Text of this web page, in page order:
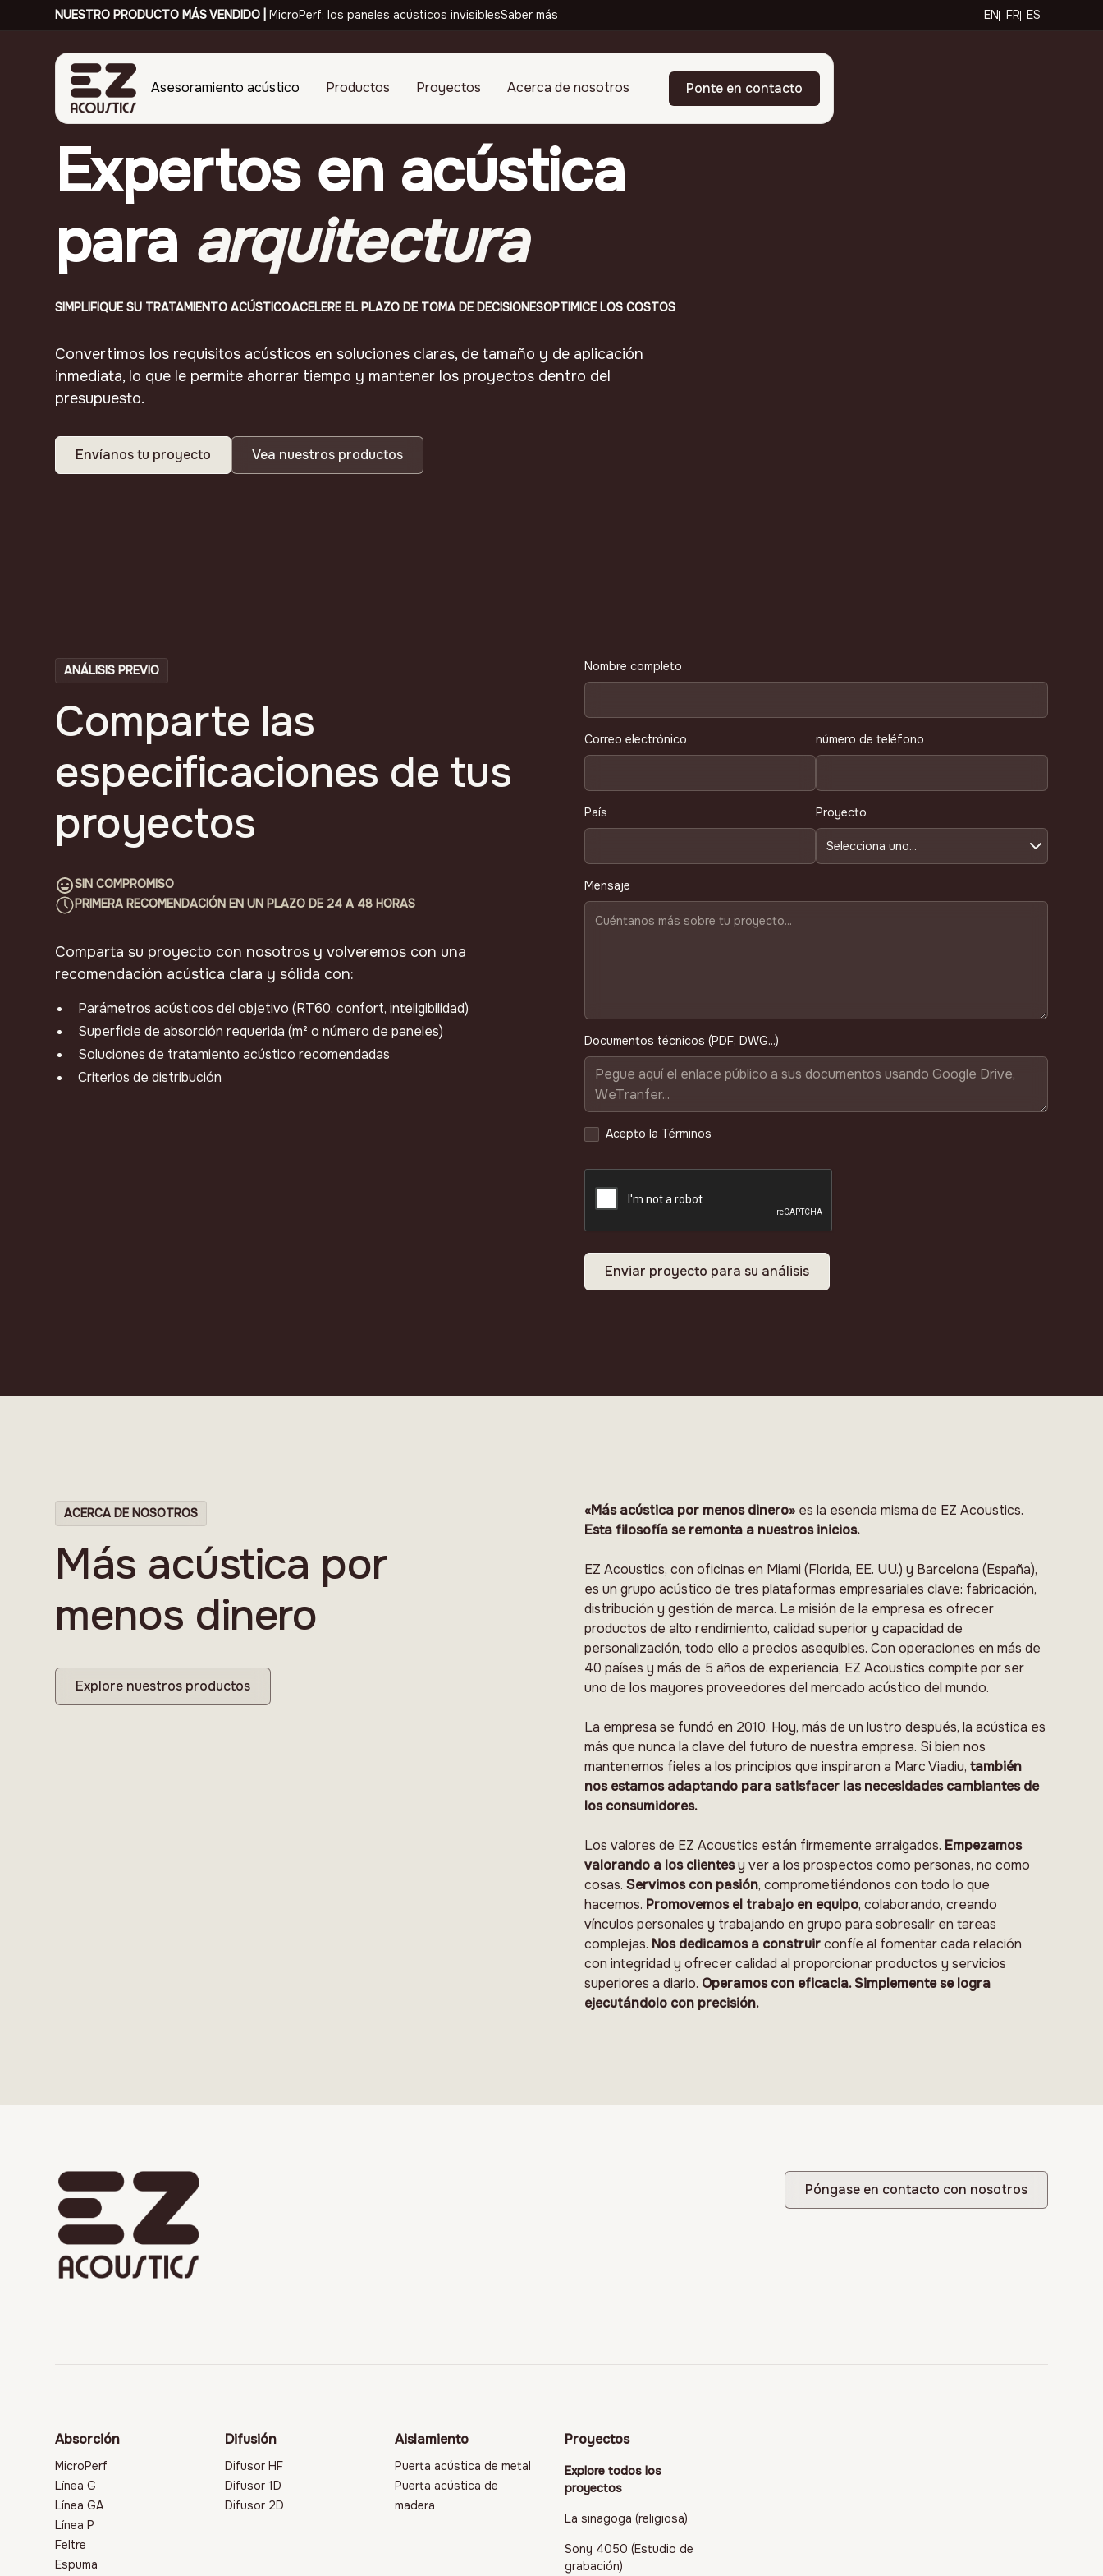
NUESTRO PRODUCTO MÁS VENDIDO |MicroPerf: los paneles acústicos invisiblesSaber más EN FR ES
Asesoramiento acústico Productos Proyectos Acerca de nosotros Ponte en contacto
Expertos en acústica
para arquitectura
SIMPLIFIQUE SU TRATAMIENTO ACÚSTICOACELERE EL PLAZO DE TOMA DE DECISIONESOPTIMICE LOS COSTOS
Convertimos los requisitos acústicos en soluciones claras, de tamaño y de aplicación
inmediata, lo que le permite ahorrar tiempo y mantener los proyectos dentro del
presupuesto.
Envíanos tu proyecto Vea nuestros productos
ANÁLISIS PREVIO
Comparte las
especificaciones de tus
proyectos
SIN COMPROMISO
PRIMERA RECOMENDACIÓN EN UN PLAZO DE 24 A 48 HORAS
Comparta su proyecto con nosotros y volveremos con una
recomendación acústica clara y sólida con:
Parámetros acústicos del objetivo (RT60, confort, inteligibilidad)
Superficie de absorción requerida (m² o número de paneles)
Soluciones de tratamiento acústico recomendadas
Criterios de distribución
Nombre completo
Correo electrónico número de teléfono
País Proyecto
Mensaje
Documentos técnicos (PDF, DWG...)
Acepto la Términos
ACERCA DE NOSOTROS
Más acústica por
menos dinero
Explore nuestros productos
«Más acústica por menos dinero» es la esencia misma de EZ Acoustics.
Esta filosofía se remonta a nuestros inicios.
EZ Acoustics, con oficinas en Miami (Florida, EE. UU.) y Barcelona (España),
es un grupo acústico de tres plataformas empresariales clave: fabricación,
distribución y gestión de marca. La misión de la empresa es ofrecer
productos de alto rendimiento, calidad superior y capacidad de
personalización, todo ello a precios asequibles. Con operaciones en más de
40 países y más de 5 años de experiencia, EZ Acoustics compite por ser
uno de los mayores proveedores del mercado acústico del mundo.
La empresa se fundó en 2010. Hoy, más de un lustro después, la acústica es
más que nunca la clave del futuro de nuestra empresa. Si bien nos
mantenemos fieles a los principios que inspiraron a Marc Viadiu, también
nos estamos adaptando para satisfacer las necesidades cambiantes de
los consumidores.
Los valores de EZ Acoustics están firmemente arraigados. Empezamos
valorando a los clientesy ver a los prospectos como personas, no como
cosas. Servimos con pasión, comprometiéndonos con todo lo que
hacemos. Promovemos el trabajo en equipo, colaborando, creando
vínculos personales y trabajando en grupo para sobresalir en tareas
complejas. Nos dedicamos a construirconfíe al fomentar cada relación
con integridad y ofrecer calidad al proporcionar productos y servicios
superiores a diario. Operamos con eficacia. Simplemente se logra
ejecutándolo con precisión.
Póngase en contacto con nosotros
Absorción
MicroPerf
Línea G
Línea GA
Línea P
Feltre
Espuma
Difusión
Difusor HF
Difusor 1D
Difusor 2D
Aislamiento
Puerta acústica de metal
Puerta acústica de
madera
Proyectos
Explore todos los
proyectos
La sinagoga (religiosa)
Sony 4050 (Estudio de
grabación)